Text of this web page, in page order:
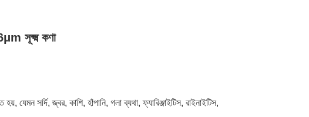
সূক্ষ্ম কণা
যেমন সর্দি, জ্বর, কাশি, হাঁপানি, গলা ব্যথা, ফ্যারিঞ্জাইটিস, রাইনাইটিস,